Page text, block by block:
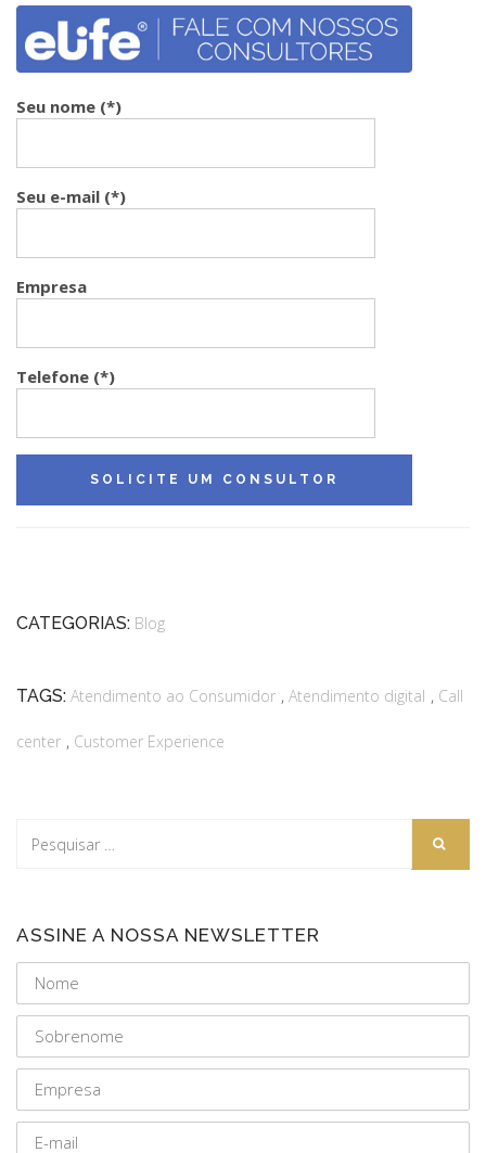
Seu nome (*)
Seu e-mail (*)
Empresa
Telefone (*)
CATEGORIAS: Blog
TAGS: Atendimento ao Consumidor , Atendimento digital , Call
center , Customer Experience
ASSINE A NOSSA NEWSLETTER